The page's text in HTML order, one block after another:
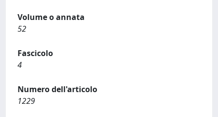
Volume o annata
52
Fascicolo
4
Numero dell'articolo
1229